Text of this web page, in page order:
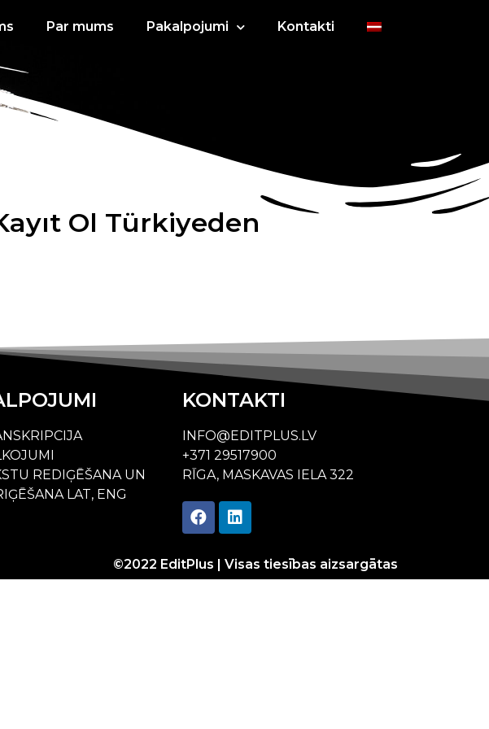
Par mums Pakalpojumi Kontakti
Ol Türkiyeden
REDIĢĒŠANA UN
LAT, ENG
KONTAKTI
INFO@EDITPLUS.LV
+371 29517900
RĪGA, MASKAVAS IELA 322
©2022 EditPlus | Visas tiesības aizsargātas